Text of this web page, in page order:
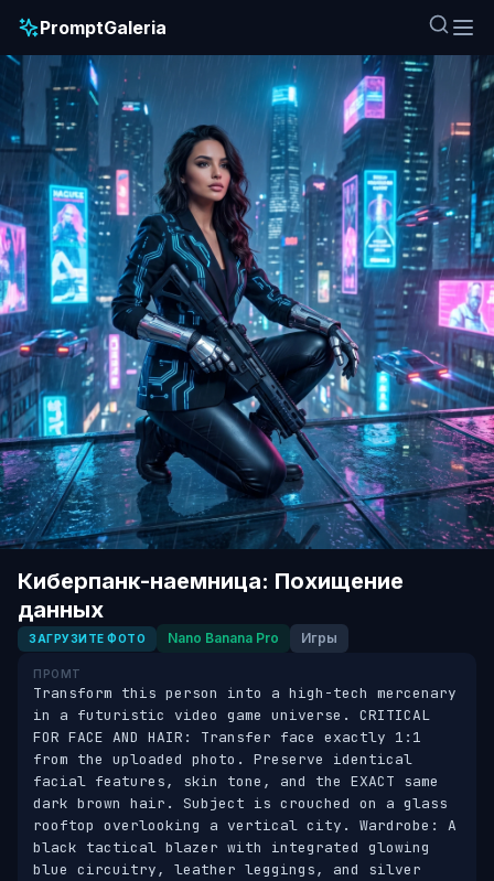
PromptGaleria
Киберпанк-наемница: Похищение
данных
ЗАГРУЗИТЕ ФОТО Nano Banana Pro Игры
ПРОМТ
Transform this person into a high-tech mercenary
in a futuristic video game universe. CRITICAL
FOR FACE AND HAIR: Transfer face exactly 1:1
from the uploaded photo. Preserve identical
facial features, skin tone, and the EXACT same
dark brown hair. Subject is crouched on a glass
rooftop overlooking a vertical city. Wardrobe: A
black tactical blazer with integrated glowing
blue circuitry, leather leggings, and silver